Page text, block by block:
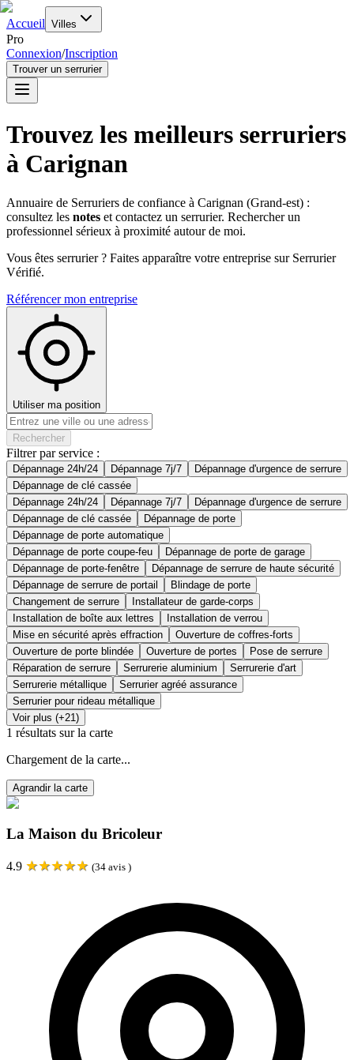
Accueil Villes
Pro
Connexion/Inscription
Trouver un serrurier
Trouvez les meilleurs serruriers
à Carignan
Annuaire de Serruriers de confiance à Carignan (Grand-est) :
consultez les notes et contactez un serrurier. Rechercher un
professionnel sérieux à proximité autour de moi.
Vous êtes serrurier ? Faites apparaître votre entreprise sur Serrurier
Vérifié.
Référencer mon entreprise
Utiliser ma position
Rechercher
Filtrer par service :
Dépannage 24h/24 Dépannage 7j/7
Dépannage d'urgence de serrure
Dépannage de clé cassée
Dépannage 24h/24
Dépannage 7j/7
Dépannage d'urgence de serrure
Dépannage de clé cassée
Dépannage de porte
Dépannage de porte automatique
Dépannage de porte coupe-feu
Dépannage de porte de garage
Dépannage de porte-fenêtre
Dépannage de serrure de haute sécurité
Dépannage de serrure de portail
Blindage de porte
Changement de serrure
Installateur de garde-corps
Installation de boîte aux lettres
Installation de verrou
Mise en sécurité après effraction
Ouverture de coffres-forts
Ouverture de porte blindée
Ouverture de portes
Pose de serrure
Réparation de serrure
Serrurerie aluminium
Serrurerie d'art
Serrurerie métallique
Serrurier agréé assurance
Serrurier pour rideau métallique
Voir plus (+21)
1 résultats sur la carte
Chargement de la carte...
Agrandir la carte
La Maison du Bricoleur
4.9 ★★★★★ (34 avis )